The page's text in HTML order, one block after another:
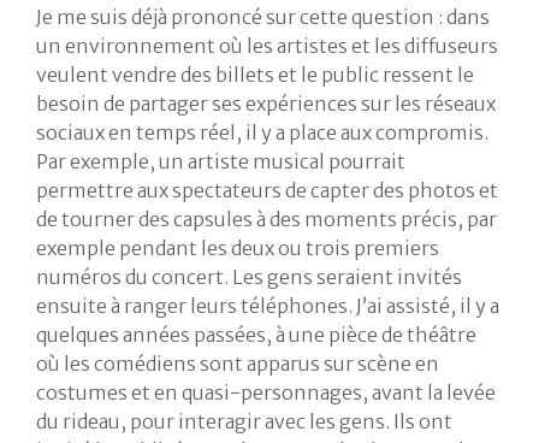
Je me suis déjà prononcé sur cette question : dans
un environnement où les artistes et les diffuseurs
veulent vendre des billets et le public ressent le
besoin de partager ses expériences sur les réseaux
sociaux en temps réel, il y a place aux compromis.
Par exemple, un artiste musical pourrait
permettre aux spectateurs de capter des photos et
de tourner des capsules à des moments précis, par
exemple pendant les deux ou trois premiers
numéros du concert. Les gens seraient invités
ensuite à ranger leurs téléphones. J’ai assisté, il y a
quelques années passées, à une pièce de théâtre
où les comédiens sont apparus sur scène en
costumes et en quasi-personnages, avant la levée
du rideau, pour interagir avec les gens. Ils ont